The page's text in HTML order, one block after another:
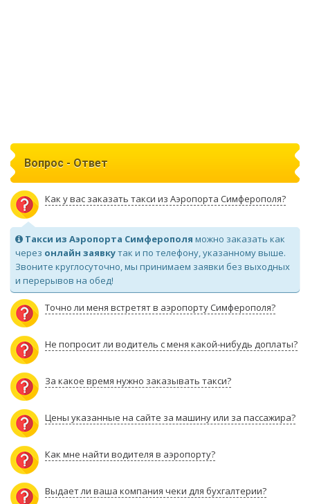
Вопрос - Ответ
Как у вас заказать такси из Аэропорта Симферополя?
Такси из Аэропорта Симферополя можно заказать как
через онлайн заявкутак и по телефону, указанному выше.
Звоните круглосуточно, мы принимаем заявки без выходных
и перерывов на обед!
Точно ли меня встретят в аэропорту Симферополя?
Не попросит ли водитель с меня какой-нибудь доплаты?
За какое время нужно заказывать такси?
Цены указанные на сайте за машину или за пассажира?
Как мне найти водителя в аэропорту?
Выдает ли ваша компания чеки для бухгалтерии?